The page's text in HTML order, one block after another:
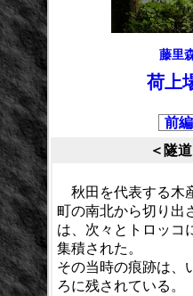
藤里
荷上
前編
＜隧
秋田を代表する木
町の南北から切り出
は、次々とトロッコ
集積された。
その当時の痕跡は、
ろに残されている。